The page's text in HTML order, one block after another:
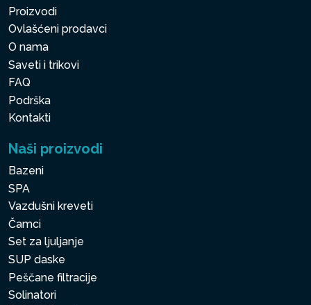
Proizvodi
Ovlašćeni prodavci
O nama
Saveti i trikovi
FAQ
Podrška
Kontakti
Naši proizvodi
Bazeni
SPA
Vazdušni kreveti
Čamci
Set za ljuljanje
SUP daske
Peščane filtracije
Solinatori